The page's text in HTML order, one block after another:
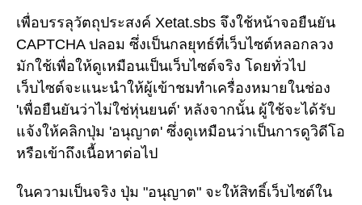
เพื่อบรรลุวัตถุประสงค์ Xetat.sbs จึงใช้หน้าจอยืนยัน
CAPTCHA ปลอม ซึ่งเป็นกลยุทธ์ที่เว็บไซต์หลอกลวง
มักใช้เพื่อให้ดูเหมือนเป็นเว็บไซต์จริง โดยทั่วไป
เว็บไซต์จะแนะนำให้ผู้เข้าชมทำเครื่องหมายในช่อง
'เพื่อยืนยันว่าไม่ใช่หุ่นยนต์' หลังจากนั้น ผู้ใช้จะได้รับ
แจ้งให้คลิกปุ่ม 'อนุญาต' ซึ่งดูเหมือนว่าเป็นการดูวิดีโอ
หรือเข้าถึงเนื้อหาต่อไป
ในความเป็นจริง ปุ่ม "อนุญาต" จะให้สิทธิ์เว็บไซต์ใน